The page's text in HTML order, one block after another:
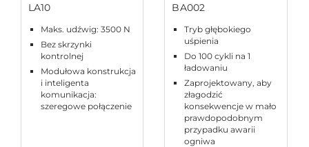
LA10
Maks. udźwig: 3500 N
Bez skrzynki
kontrolnej
Modułowa konstrukcja
i inteligenta
komunikacja:
szeregowe połączenie
BA002
Tryb głębokiego
uśpienia
Do 100 cykli na 1
ładowaniu
Zaprojektowany, aby
złagodzić
konsekwencje w mało
prawdopodobnym
przypadku awarii
ogniwa